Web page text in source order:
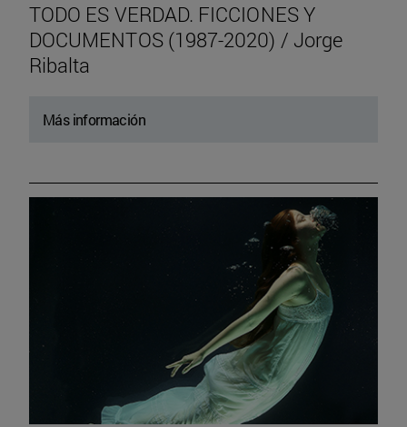
TODO ES VERDAD. FICCIONES Y
DOCUMENTOS (1987-2020) / Jorge
Ribalta
Más información